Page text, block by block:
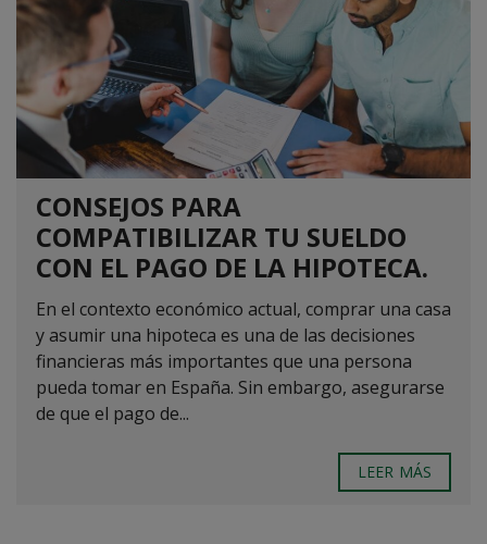
CONSEJOS PARA
COMPATIBILIZAR TU SUELDO
CON EL PAGO DE LA HIPOTECA.
En el contexto económico actual, comprar una casa
y asumir una hipoteca es una de las decisiones
financieras más importantes que una persona
pueda tomar en España. Sin embargo, asegurarse
de que el pago de...
LEER MÁS